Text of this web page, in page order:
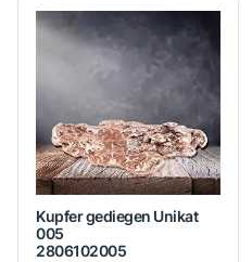
Kupfer gediegen Unikat
005
2806102005